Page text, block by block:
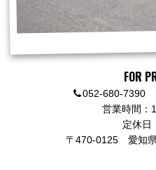
FOR
052-680-7390
営業時間：
定休日
〒470-0125 愛知